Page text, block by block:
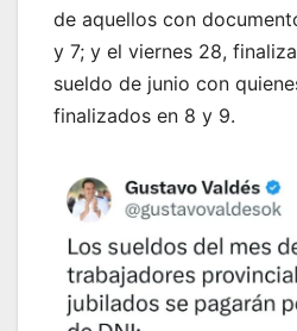
de aquellos con
y 7; y el viernes 28,
sueldo de junio con
finalizados en 8 y 9.